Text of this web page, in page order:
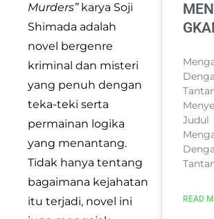
Murders”karya Soji
Shimada adalah
novel bergenre
kriminal dan misteri
yang penuh dengan
teka-teki serta
permainan logika
yang menantang.
Tidak hanya tentang
bagaimana kejahatan
itu terjadi, novel ini
READ